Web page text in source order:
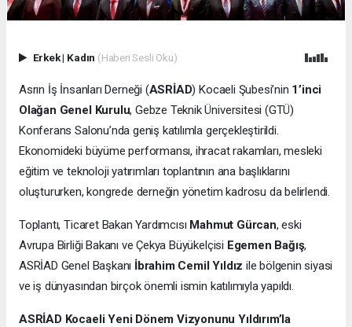
Erkek| Kadın (Haberi Sesli Oku)
Asrın İş İnsanları Derneği (ASRİAD) Kocaeli Şubesi’nin 1’inci
Olağan Genel Kurulu, Gebze Teknik Üniversitesi (GTÜ)
Konferans Salonu’nda geniş katılımla gerçekleştirildi.
Ekonomideki büyüme performansı, ihracat rakamları, mesleki
eğitim ve teknoloji yatırımları toplantının ana başlıklarını
oluştururken, kongrede derneğin yönetim kadrosu da belirlendi.
Toplantı, Ticaret Bakan Yardımcısı Mahmut Gürcan, eski
Avrupa Birliği Bakanı ve Çekya Büyükelçisi Egemen Bağış,
ASRİAD Genel Başkanı İbrahim Cemil Yıldız ile bölgenin siyasi
ve iş dünyasından birçok önemli ismin katılımıyla yapıldı.
ASRİAD Kocaeli Yeni Dönem Vizyonunu Yıldırım’la